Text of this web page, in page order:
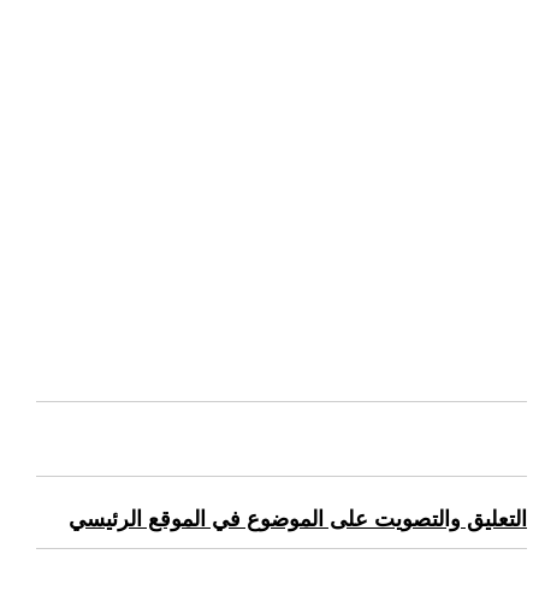
التعليق والتصويت على الموضوع في الموقع الرئيسي